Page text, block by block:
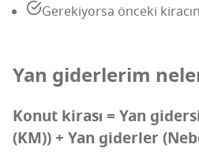
Gere­ki­yor­sa önce­ki
Yan gider­le­rim
Konut kira­sı = Yan
(KM)) + Yan gider­ler